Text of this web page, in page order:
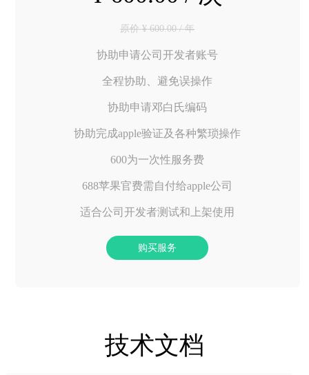
原价 ¥ 600.00 / 年
协助申请公司开发者账号
全程协助、避免误操作
协助申请邓白氏编码
协助完成apple验证及各种繁琐操作
600为一次性服务费
688苹果官费需自付给apple公司
适合公司开发者测试和上架使用
购买服务
技术文档